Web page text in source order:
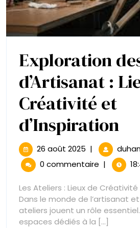
Exploration
d’Artisanat :
Créativité et
d’Inspiration
:
26 août 2025 26
août
|
0 commentaire |
Les Ateliers : Lieux de
Dans le monde de l’artisanat
ateliers jouent un rôle
espaces dédiés à la [...]